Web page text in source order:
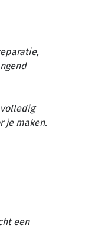
volledig
je maken.
een